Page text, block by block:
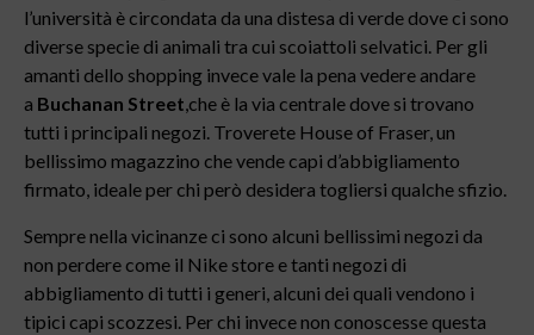
l’università è circondata da una distesa di verde dove ci sono
diverse specie di animali tra cui scoiattoli selvatici. Per gli
amanti dello shopping invece vale la pena vedere andare
a Buchanan Street,che è la via centrale dove si trovano
tutti i principali negozi. Troverete House of Fraser, un
bellissimo magazzino che vende capi d’abbigliamento
firmato, ideale per chi però desidera togliersi qualche sfizio.
Sempre nella vicinanze ci sono alcuni bellissimi negozi da
non perdere come il Nike store e tanti negozi di
abbigliamento di tutti i generi, alcuni dei quali vendono i
tipici capi scozzesi. Per chi invece non conoscesse questa